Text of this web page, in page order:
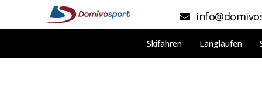
Skifahren Langlaufen